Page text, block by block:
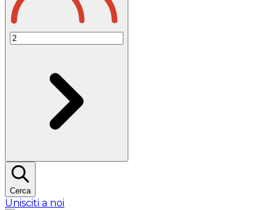
Cerca
Unisciti a noi